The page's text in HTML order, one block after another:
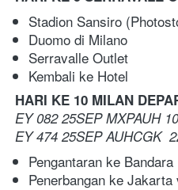
Stadion Sansiro
Duomo di Milano
Serravalle Outlet
Kembali ke Hotel
HARI KE 10 MILAN
EY 082 25SEP MXPAUH
EY 474 25SEP AUHCGK
Pengantaran ke Bandara
Penerbangan ke